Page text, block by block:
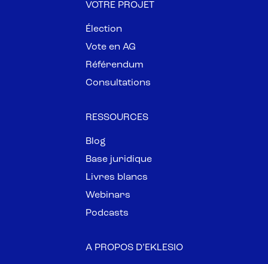
VOTRE PROJET
Élection
Vote en AG
Référendum
Consultations
RESSOURCES
Blog
Base juridique
Livres blancs
Webinars
Podcasts
A PROPOS D’EKLESIO